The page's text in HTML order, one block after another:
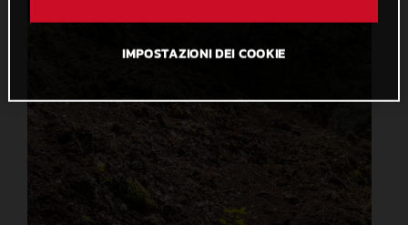
IMPOSTAZIONI DEI COOKIE